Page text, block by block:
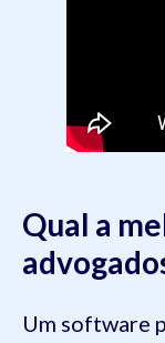
Qual a
Um software